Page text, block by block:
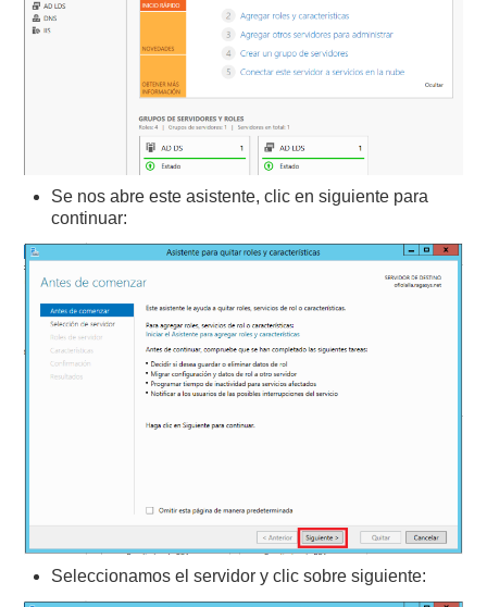
Se nos abre este asistente, clic en siguiente para
continuar:
Seleccionamos el servidor y clic sobre siguiente: